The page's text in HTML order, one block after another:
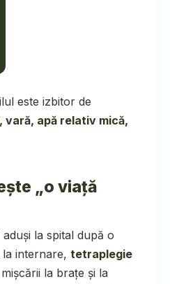
este izbitor de
vară, apă relativ mică,
„o viață
la spital după o
internare, tetraplegie
la brațe și la